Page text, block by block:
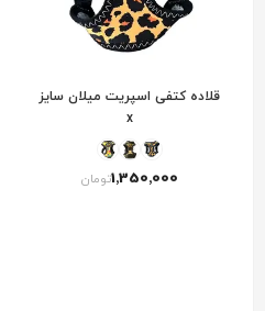
قلاده کتفی اسپریت میلان سایز
x
1٬350٬000تومان